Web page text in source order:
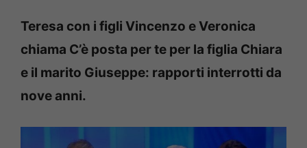
Teresa con i figli Vincenzo e Veronica
chiama C’è posta per te per la figlia Chiara
e il marito Giuseppe: rapporti interrotti da
nove anni.